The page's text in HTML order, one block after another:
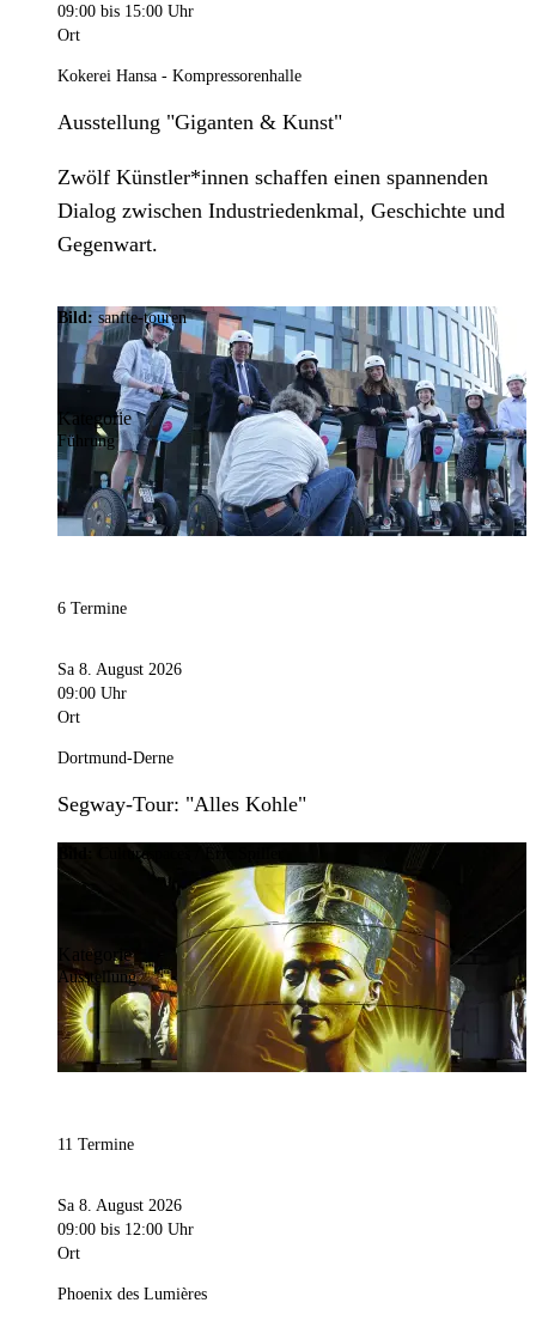
09:00 bis 15:00 Uhr
Ort
Kokerei Hansa - Kompressorenhalle
Ausstellung "Giganten & Kunst"
Zwölf Künstler*innen schaffen einen spannenden
Dialog zwischen Industriedenkmal, Geschichte und
Gegenwart.
Bild: sanfte-touren
Kategorie
Führung
6 Termine
Sa 8. August 2026
09:00 Uhr
Ort
Dortmund-Derne
Segway-Tour: "Alles Kohle"
Culturespaces / Eric Spiller
Kategorie
Ausstellung
11 Termine
Sa 8. August 2026
09:00 bis 12:00 Uhr
Ort
Phoenix des Lumières